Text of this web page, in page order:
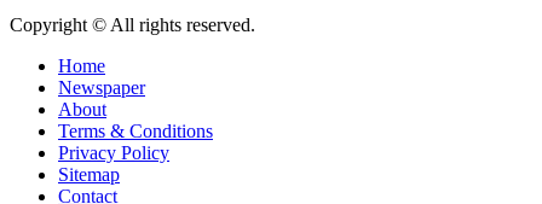
Copyright © All rights reserved.
Home
Newspaper
About
Terms & Conditions
Privacy Policy
Sitemap
Contact